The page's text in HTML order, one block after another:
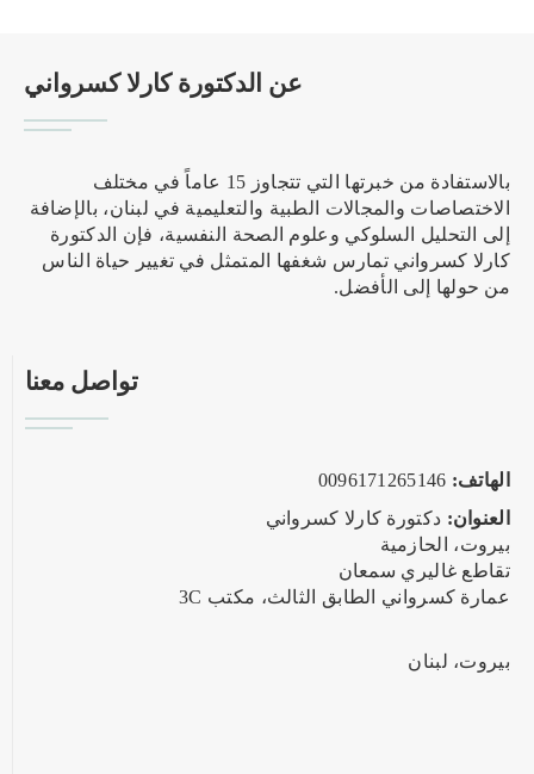
عن الدكتورة كارلا كسرواني
بالاستفادة من خبرتها التي تتجاوز 15 عاماً في مختلف
الاختصاصات والمجالات الطبية والتعليمية في لبنان، بالإضافة
إلى التحليل السلوكي وعلوم الصحة النفسية، فإن الدكتورة
كارلا كسرواني تمارس شغفها المتمثل في تغيير حياة الناس
من حولها إلى الأفضل.
تواصل معنا
الهاتف:
العنوان: دكتورة كارلا كسرواني
بيروت، الحازمية
تقاطع غاليري سمعان
عمارة كسرواني الطابق الثالث، مكتب 3C
بيروت، لبنان